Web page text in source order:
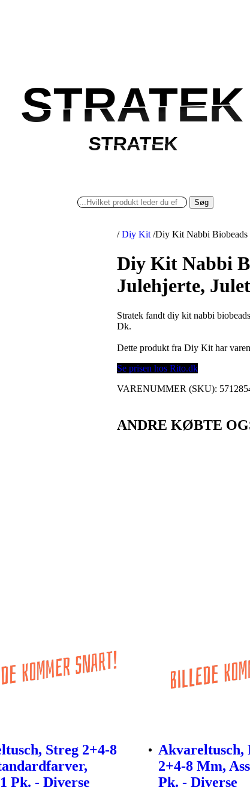
STRATEK
STRATEK
STRATEK
STRATEK
Søg
/ Diy Kit /Diy Kit Nabbi Biobeads
Diy Kit Nabbi
Julehjerte,
Stratek fandt diy kit nabbi
Dk.
Dette produkt fra Diy Kit har
Se prisen hos Rito.dk
VARENUMMER (SKU):
ANDRE KØBTE
Streg 2+4-8
Pk. - Diverse
Akvareltusch,
2+4-8 Mm,
Pk. - Diverse